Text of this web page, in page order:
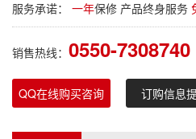
服务承诺： 一年保修 产品终身服务
销售热线： 0550-7308740
QQ在线购买咨询 订购信息